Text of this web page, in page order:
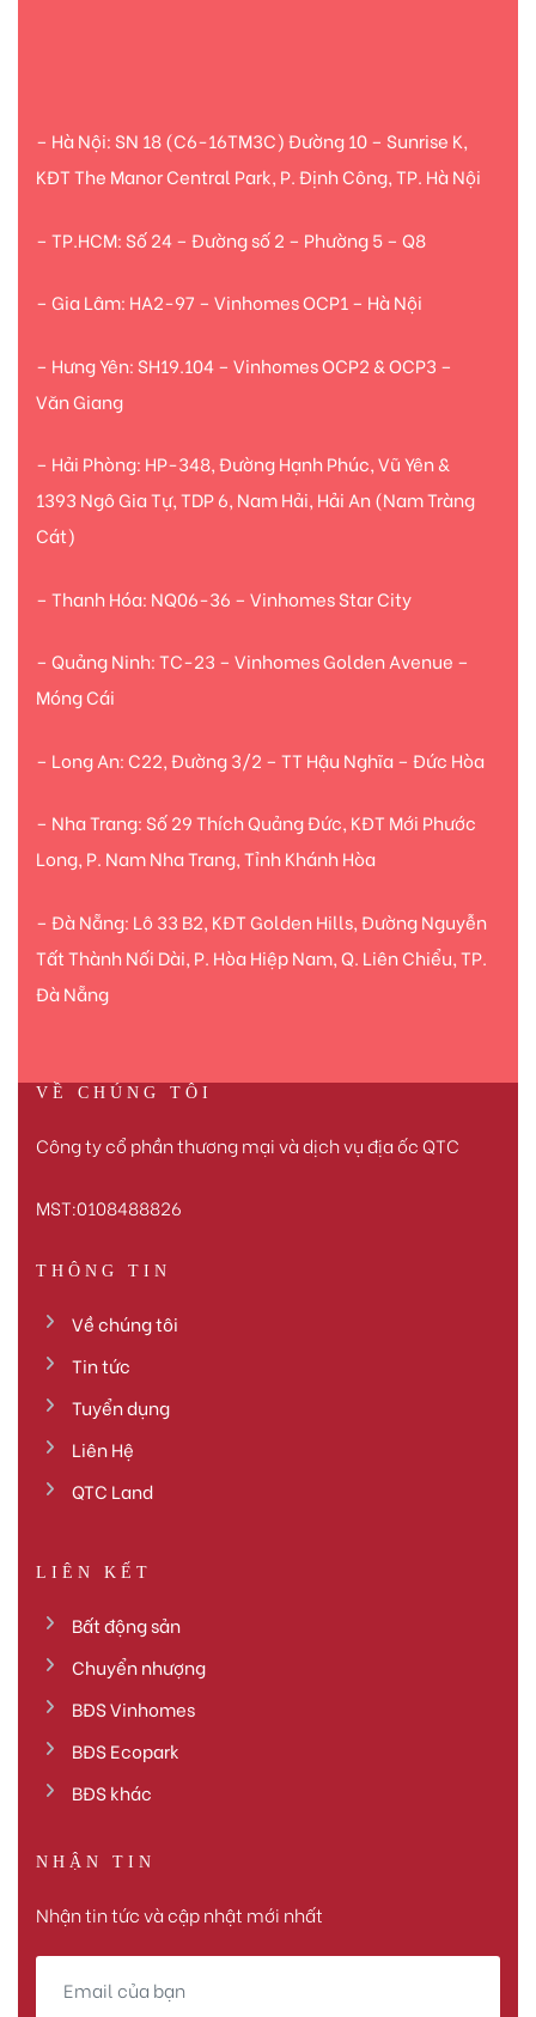
– Hà Nội: SN 18 (C6-16TM3C) Đường 10 – Sunrise K,
KĐT The Manor Central Park, P. Định Công, TP. Hà Nội
– TP.HCM: Số 24 – Đường số 2 – Phường 5 – Q8
– Gia Lâm: HA2-97 – Vinhomes OCP1 – Hà Nội
– Hưng Yên: SH19.104 – Vinhomes OCP2 & OCP3 –
Văn Giang
– Hải Phòng: HP-348, Đường Hạnh Phúc, Vũ Yên &
1393 Ngô Gia Tự, TDP 6, Nam Hải, Hải An (Nam Tràng
Cát)
– Thanh Hóa: NQ06-36 – Vinhomes Star City
– Quảng Ninh: TC-23 – Vinhomes Golden Avenue –
Móng Cái
– Long An: C22, Đường 3/2 – TT Hậu Nghĩa – Đức Hòa
– Nha Trang: Số 29 Thích Quảng Đức, KĐT Mới Phước
Long, P. Nam Nha Trang, Tỉnh Khánh Hòa
– Đà Nẵng: Lô 33 B2, KĐT Golden Hills, Đường Nguyễn
Tất Thành Nối Dài, P. Hòa Hiệp Nam, Q. Liên Chiểu, TP.
Đà Nẵng
VỀ CHÚNG TÔI
Công ty cổ phần thương mại và dịch vụ địa ốc QTC
MST:0108488826
THÔNG TIN
Về chúng tôi
Tin tức
Tuyển dụng
Liên Hệ
QTC Land
LIÊN KẾT
Bất động sản
Chuyển nhượng
BĐS Vinhomes
BĐS Ecopark
BĐS khác
NHẬN TIN
Nhận tin tức và cập nhật mới nhất